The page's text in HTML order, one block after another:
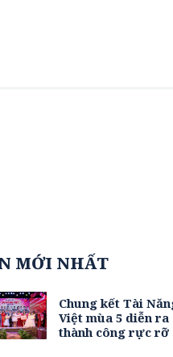
MỚI NHẤT
Chung kết Tài
Việt mùa 5 diễn ra
thành công rực rỡ